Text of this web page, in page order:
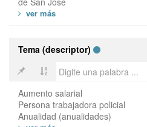
Tema (descriptor)
Aumento salarial
Persona trabajadora policial
Anualidad (anualidades)